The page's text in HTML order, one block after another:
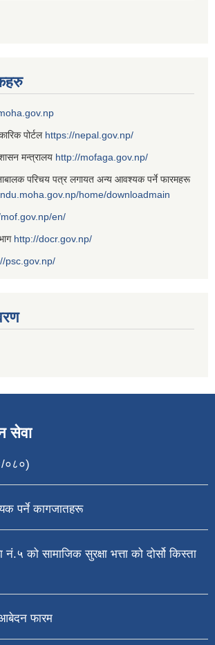
पोर्टल https://nepal.gov.np/
मन्त्रालय http://mofaga.gov.np/
नाबालक परिचय पत्र लगायत अन्य आवश्यक पर्ने फारमहरू
home/downloadmain
en/
http://docr.gov.np/
psc.gov.np/
सेवा
०८०)
पर्ने कागजातहरू
नं.५ को सामाजिक सुरक्षा भत्ता को दोर्सो किस्ता
आबेदन फारम